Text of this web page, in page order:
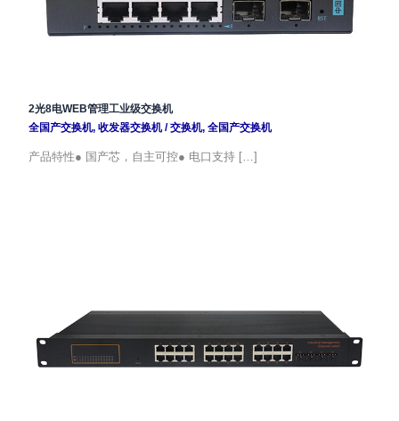
2光8电WEB管理工业级交换机
全国产交换机, 收发器交换机/交换机, 全国产交换机
产品特性● 国产芯，自主可控● 电口支持 […]